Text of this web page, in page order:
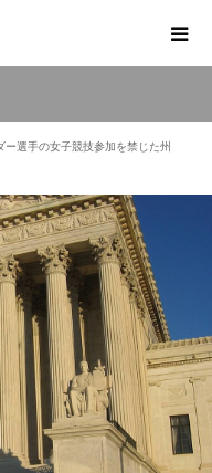
選手の女子競技参加を禁じた州